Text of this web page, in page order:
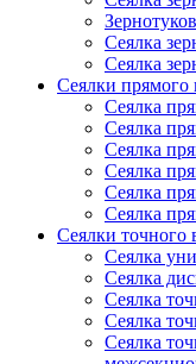
Сеялка
Сеялка
Сеялки прямого
Сеялка
Сеялка
Сеялка
Сеялка
Сеялка
Сеялка
Сеялки точного
Сеялка
Сеялка
Сеялка
Сеялка
Сеялка